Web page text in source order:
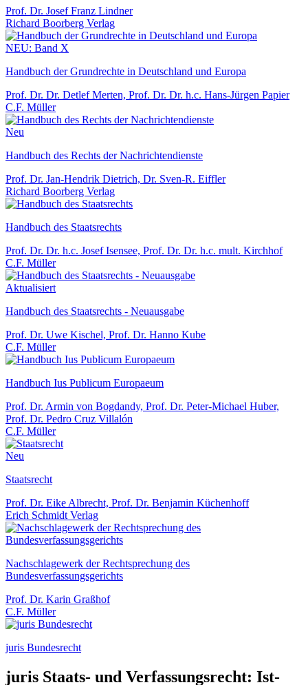
Prof. Dr. Josef Franz Lindner
Richard Boorberg Verlag
NEU: Band X
Handbuch der Grundrechte in Deutschland und Europa
Prof. Dr. Dr. Detlef Merten, Prof. Dr. Dr. h.c. Hans-Jürgen Papier
C.F. Müller
Neu
Handbuch des Rechts der Nachrichtendienste
Prof. Dr. Jan-Hendrik Dietrich, Dr. Sven-R. Eiffler
Richard Boorberg Verlag
Handbuch des Staatsrechts
Prof. Dr. Dr. h.c. Josef Isensee, Prof. Dr. Dr. h.c. mult. Kirchhof
C.F. Müller
Aktualisiert
Handbuch des Staatsrechts - Neuausgabe
Prof. Dr. Uwe Kischel, Prof. Dr. Hanno Kube
C.F. Müller
Handbuch Ius Publicum Europaeum
Prof. Dr. Armin von Bogdandy, Prof. Dr. Peter-Michael Huber,
Prof. Dr. Pedro Cruz Villalón
C.F. Müller
Neu
Staatsrecht
Prof. Dr. Eike Albrecht, Prof. Dr. Benjamin Küchenhoff
Erich Schmidt Verlag
Nachschlagewerk der Rechtsprechung des
Bundesverfassungsgerichts
Prof. Dr. Karin Graßhof
C.F. Müller
juris Bundesrecht
juris Staats- und Verfassungsrecht: Ist-